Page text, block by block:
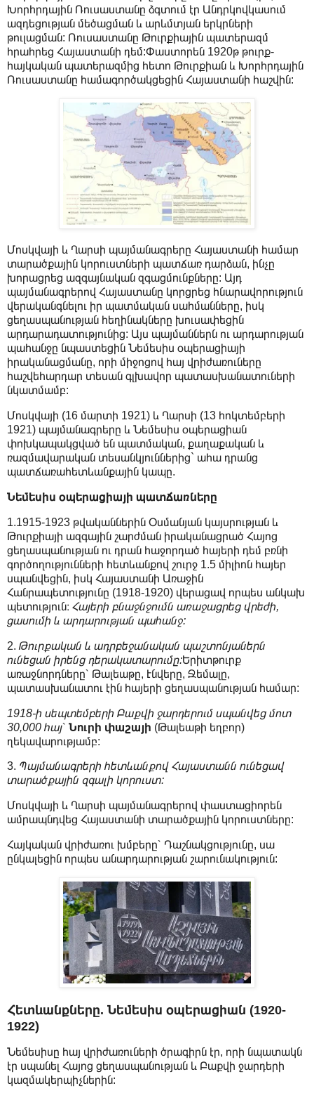
Խորհրդային Ռուսաստանը ձգտում էր Անդրկովկասում
ազդեցության մեծացման և արևմտյան երկրների
թուլացման: Ռուսաստանը Թուրքիային պատերազմ
հրահրեց Հայաստանի դեմ:Փաստորեն 1920թ թուրք-
հայկական պատերազմից հետո Թուրքիան և Խորհրդային
Ռուսաստանը համագործակցեցին Հայաստանի հաշվին:
Մոսկվայի և Ղարսի պայմանագրերը Հայաստանի համար
տարածքային կորուստների պատճառ դարձան, ինչը
խորացրեց ազգայնական զգացմունքները: Այդ
պայմանագրերով Հայաստանը կորցրեց հնարավորություն
վերականգնելու իր պատմական սահմանները, իսկ
ցեղասպանության հեղինակները խուսափեցին
արդարադատությունից: Այս պայմաններն ու արդարության
պահանջը նպաստեցին Նեմեսիս օպերացիայի
իրականացմանը, որի միջոցով հայ վրիժառուները
հաշվեհարդար տեսան գլխավոր պատասխանատուների
նկատմամբ:
Մոսկվայի (16 մարտի 1921) և Ղարսի (13 հոկտեմբերի
1921) պայմանագրերը և Նեմեսիս օպերացիան
փոխկապակցված են պատմական, քաղաքական և
ռազմավարական տեսանկյուններից` ահա դրանց
պատճառահետևանքային կապը.
Նեմեսիս օպերացիայի պատճառները
1.1915-1923 թվականներին Օսմանյան կայսրության և
Թուրքիայի ազգային շարժման իրականացրած Հայոց
ցեղասպանության ու դրան հաջորդած հայերի դեմ բռնի
գործողությունների հետևանքով շուրջ 1.5 միլիոն հայեր
սպանվեցին, իսկ Հայաստանի Առաջին
Հանրապետությունը (1918-1920) վերացավ որպես անկախ
պետություն։ Հայերի բնաջնջումն առաջացրեց վրեժի,
ցասումի և արդարության պահանջ:
2. Թուրքական և ադրբեջանական պաշտոնյաներն
ունեցան իրենց դերակատարումը:Երիտթուրք
առաջնորդները՝ Թալեաթը, Էնվերը, Ջեմալը,
պատասխանատու էին հայերի ցեղասպանության համար:
1918-ի սեպտեմբերի Բաքվի ջարդերում սպանվեց մոտ
30,000 հայ՝ Նուրի փաշայի (Թալեաթի եղբոր)
ղեկավարությամբ:
3. Պայմանագրերի հետևանքով Հայաստանն ունեցավ
տարածքային զգալի կորուստ:
Մոսկվայի և Ղարսի պայմանագրերով փաստացիորեն
ամրապնդվեց Հայաստանի տարածքային կորուստները:
Հայկական վրիժառու խմբերը՝ Դաշնակցությունը, սա
ընկալեցին որպես անարդարության շարունակություն:
Հետևանքները. Նեմեսիս օպերացիան (1920-
1922)
Նեմեսիսը հայ վրիժառուների ծրագիրն էր, որի նպատակն
էր սպանել Հայոց ցեղասպանության և Բաքվի ջարդերի
կազմակերպիչներին: